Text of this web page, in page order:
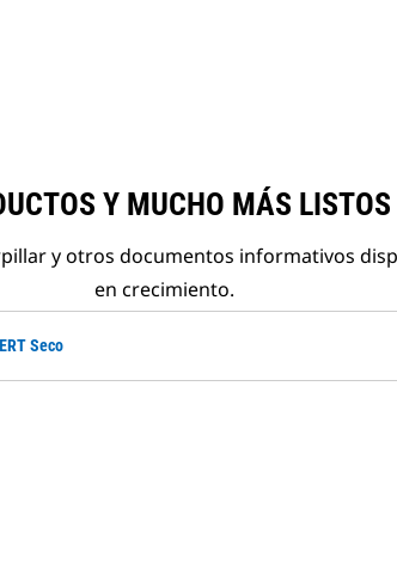
Y MUCHO MÁS
y otros documentos informativos
en crecimiento.
Seco